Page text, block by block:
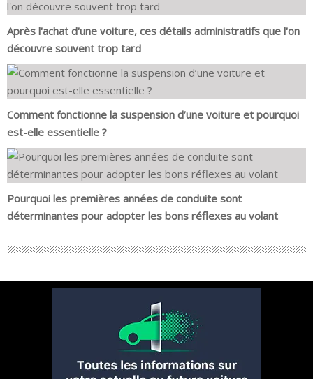
Après l'achat d'une voiture, ces détails administratifs que l'on
découvre souvent trop tard
Comment fonctionne la suspension d’une voiture et pourquoi
est-elle essentielle ?
Pourquoi les premières années de conduite sont
déterminantes pour adopter les bons réflexes au volant